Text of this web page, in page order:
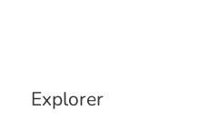
Explorer